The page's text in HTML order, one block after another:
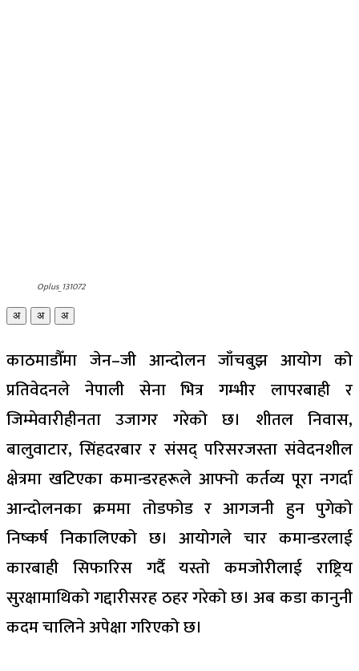
Oplus_131072
अ अ अ
काठमाडौँमा जेन–जी आन्दोलन जाँचबुझ आयोग को
प्रतिवेदनले नेपाली सेना भित्र गम्भीर लापरबाही र
जिम्मेवारीहीनता उजागर गरेको छ। शीतल निवास,
बालुवाटार, सिंहदरबार र संसद् परिसरजस्ता संवेदनशील
क्षेत्रमा खटिएका कमान्डरहरूले आफ्नो कर्तव्य पूरा नगर्दा
आन्दोलनका क्रममा तोडफोड र आगजनी हुन पुगेको
निष्कर्ष निकालिएको छ। आयोगले चार कमान्डरलाई
कारबाही सिफारिस गर्दै यस्तो कमजोरीलाई राष्ट्रिय
सुरक्षामाथिको गद्दारीसरह ठहर गरेको छ। अब कडा कानुनी
कदम चालिने अपेक्षा गरिएको छ।